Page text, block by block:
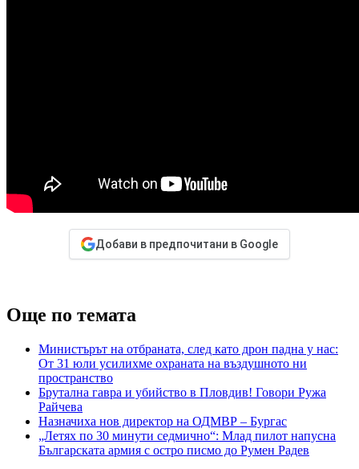
Добави в предпочитани в Google
Още по темата
Министърът на отбраната, след като дрон падна у нас:
От 31 юли усилихме охраната на въздушното ни
пространство
Брутална гавра и убийство в Пловдив! Говори Ружа
Райчева
Назначиха нов директор на ОДМВР – Бургас
„Летях по 30 минути седмично“: Млад пилот напусна
Българската армия с остро писмо до Румен Радев